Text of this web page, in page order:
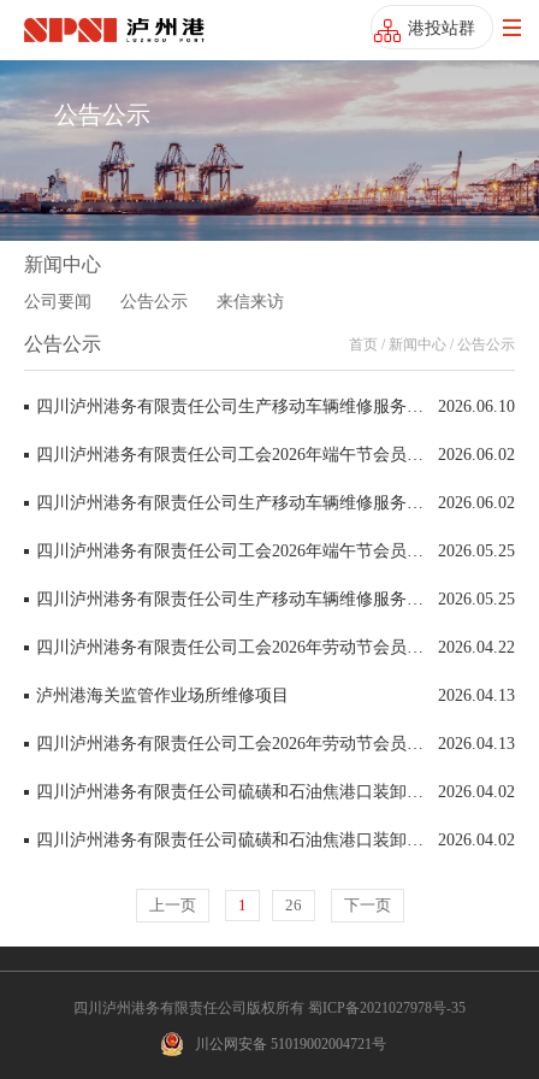
港投站群
公告公示
新闻中心
公司要闻 公告公示 来信来访
公告公示 首页 / 新闻中心 / 公告公示
四川泸州港务有限责任公司生产移动车辆维修服务项目中选候选人公示 2026.06.10
四川泸州港务有限责任公司工会2026年端午节会员慰问品采购项目中选候选人公示 2026.06.02
四川泸州港务有限责任公司生产移动车辆维修服务项目（第二次） 2026.06.02
四川泸州港务有限责任公司工会2026年端午节会员慰问品采购项目 2026.05.25
四川泸州港务有限责任公司生产移动车辆维修服务项目 2026.05.25
四川泸州港务有限责任公司工会2026年劳动节会员慰问品采购项目中选候选人公示 2026.04.22
泸州港海关监管作业场所维修项目 2026.04.13
四川泸州港务有限责任公司工会2026年劳动节会员慰问品采购项目 2026.04.13
四川泸州港务有限责任公司硫磺和石油焦港口装卸及堆存安全设计报告编制服务项目中选候选人公示 2026.04.02
四川泸州港务有限责任公司硫磺和石油焦港口装卸及堆存安全验收及安全条件论证服务项目中选候选人公示 2026.04.02
上一页 1 26 下一页
四川泸州港务有限责任公司版权所有 蜀ICP备2021027978号-35
川公网安备 51019002004721号